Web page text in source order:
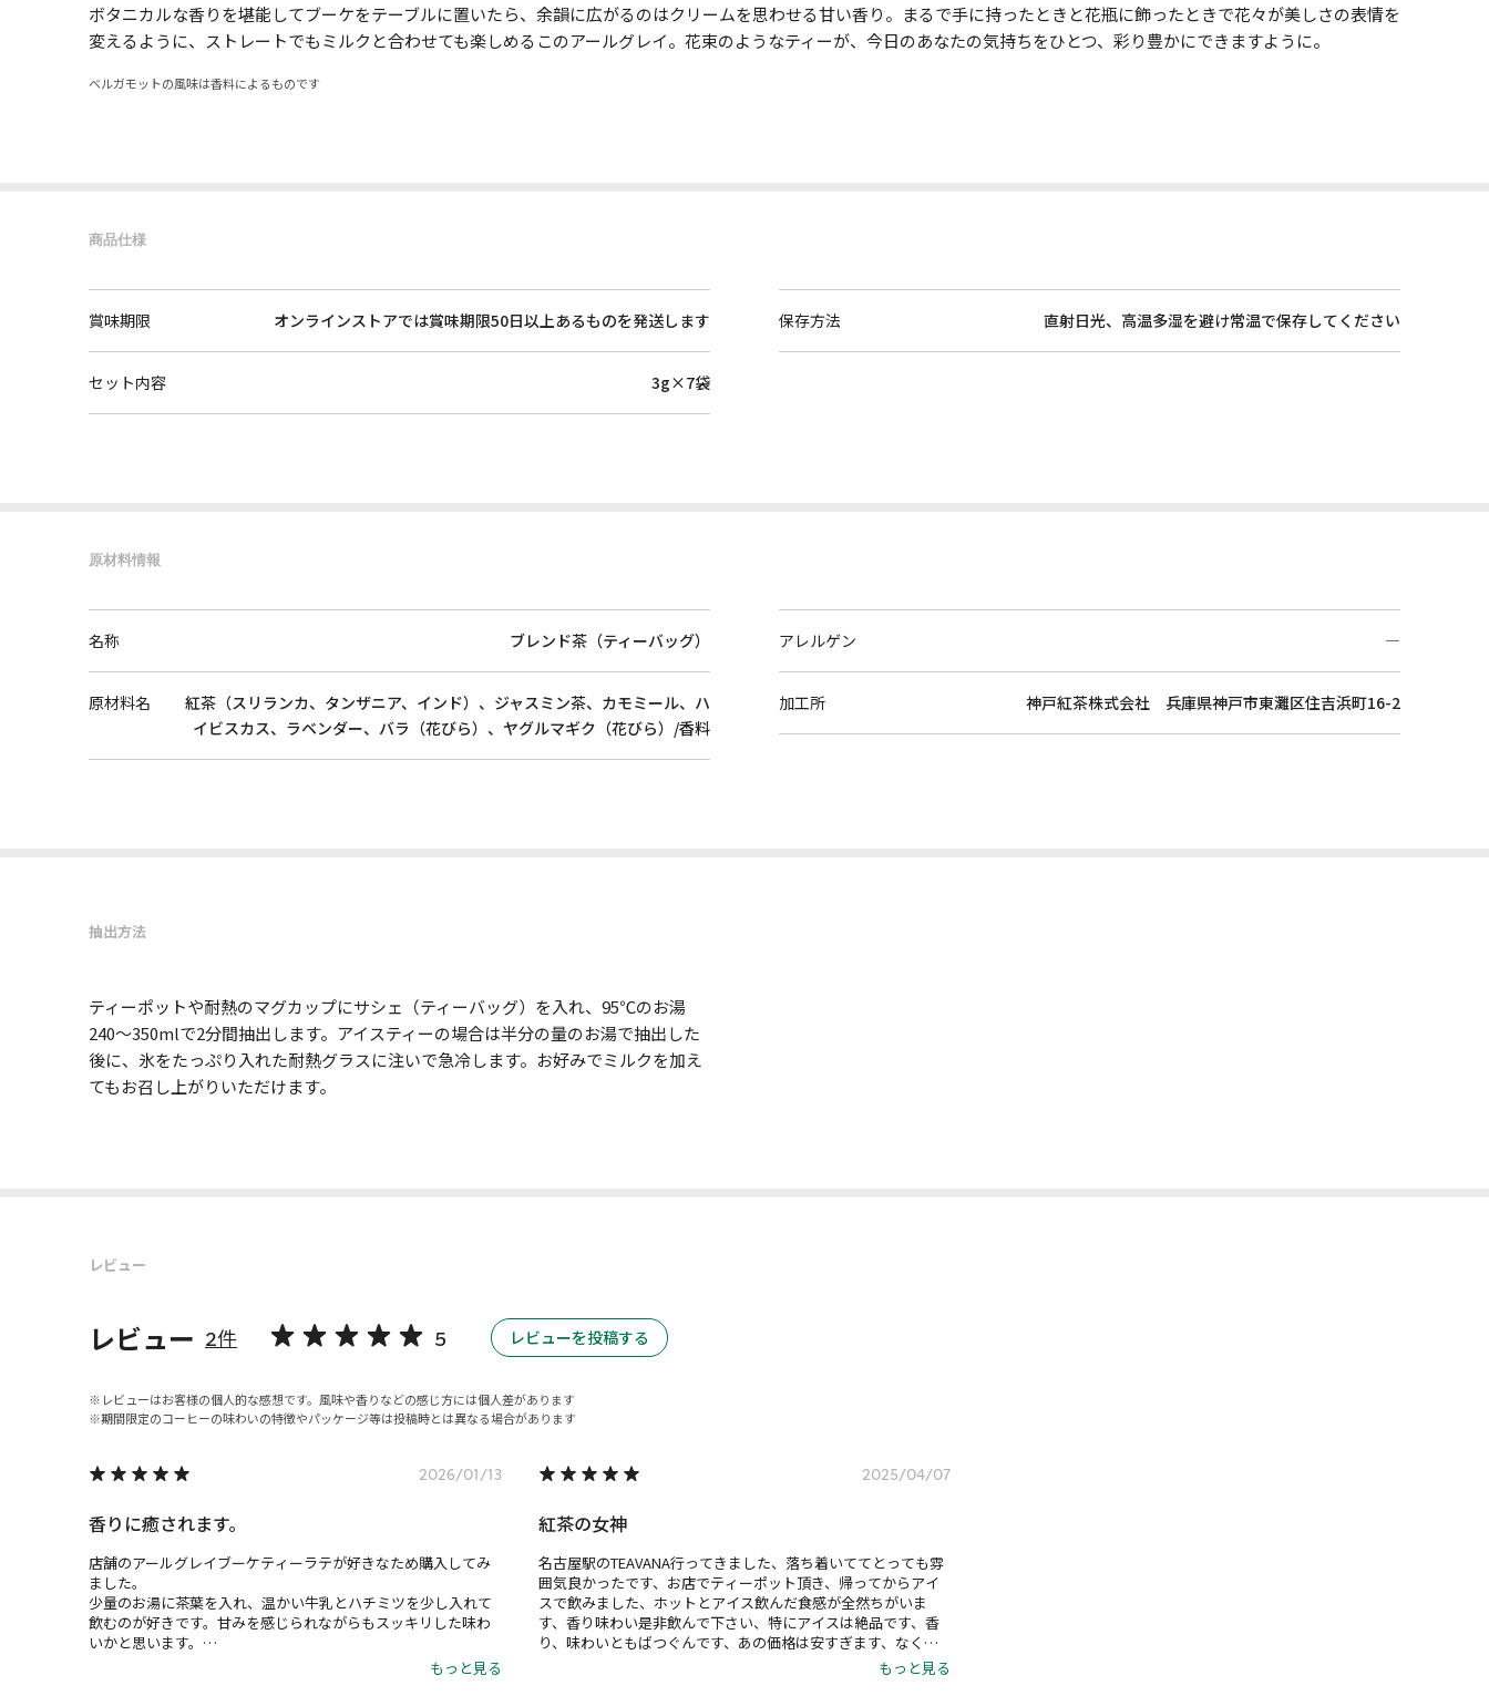
ボタニカルな香りを堪能してブーケをテーブルに置いたら、余韻に広がるのはクリームを思わせる甘い香り。まるで手に持ったときと花瓶に飾ったときで花々が美しさの表情を
変えるように、ストレートでもミルクと合わせても楽しめるこのアールグレイ。花束のようなティーが、今日のあなたの気持ちをひとつ、彩り豊かにできますように。
ベルガモットの風味は香料によるものです
商品仕様
賞味期限 オンラインストアでは賞味期限50日以上あるものを発送します
セット内容 3g×7袋
保存方法 直射日光、高温多湿を避け常温で保存してください
原材料情報
名称 ブレンド茶（ティーバッグ）
原材料名
紅茶（スリランカ、タンザニア、インド）、ジャスミン茶、カモミール、ハ
イビスカス、ラベンダー、バラ（花びら）、ヤグルマギク（花びら）/香料
アレルゲン ―
加工所 神戸紅茶株式会社 兵庫県神戸市東灘区住吉浜町16-2
抽出方法
ティーポットや耐熱のマグカップにサシェ（ティーバッグ）を入れ、95℃のお湯
240～350mlで2分間抽出します。アイスティーの場合は半分の量のお湯で抽出した
後に、氷をたっぷり入れた耐熱グラスに注いで急冷します。お好みでミルクを加え
てもお召し上がりいただけます。
レビュー
レビュー 2件 5 レビューを投稿する
レビューはお客様の個人的な感想です。風味や香りなどの感じ方には個人差があります
期間限定のコーヒーの味わいの特徴やパッケージ等は投稿時とは異なる場合があります
2026/01/13
香りに癒されます。
店舗のアールグレイブーケティーラテが好きなため購入してみ
ました。
少量のお湯に茶葉を入れ、温かい牛乳とハチミツを少し入れて
飲むのが好きです。甘みを感じられながらもスッキリした味わ
いかと思います。
限定店舗商品ですが、オンライン購入できて便利です！もっと見る
2025/04/07
紅茶の女神
名古屋駅のTEAVANA行ってきました、落ち着いててとっても雰
囲気良かったです、お店でティーポット頂き、帰ってからアイ
スで飲みました、ホットとアイス飲んだ食感が全然ちがいま
す、香り味わい是非飲んで下さい、特にアイスは絶品です、香
り、味わいともばつぐんです、あの価格は安すぎます、なくな
もっと見る